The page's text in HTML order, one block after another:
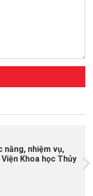
năng, nhiệm vụ,
Khoa học Thủy